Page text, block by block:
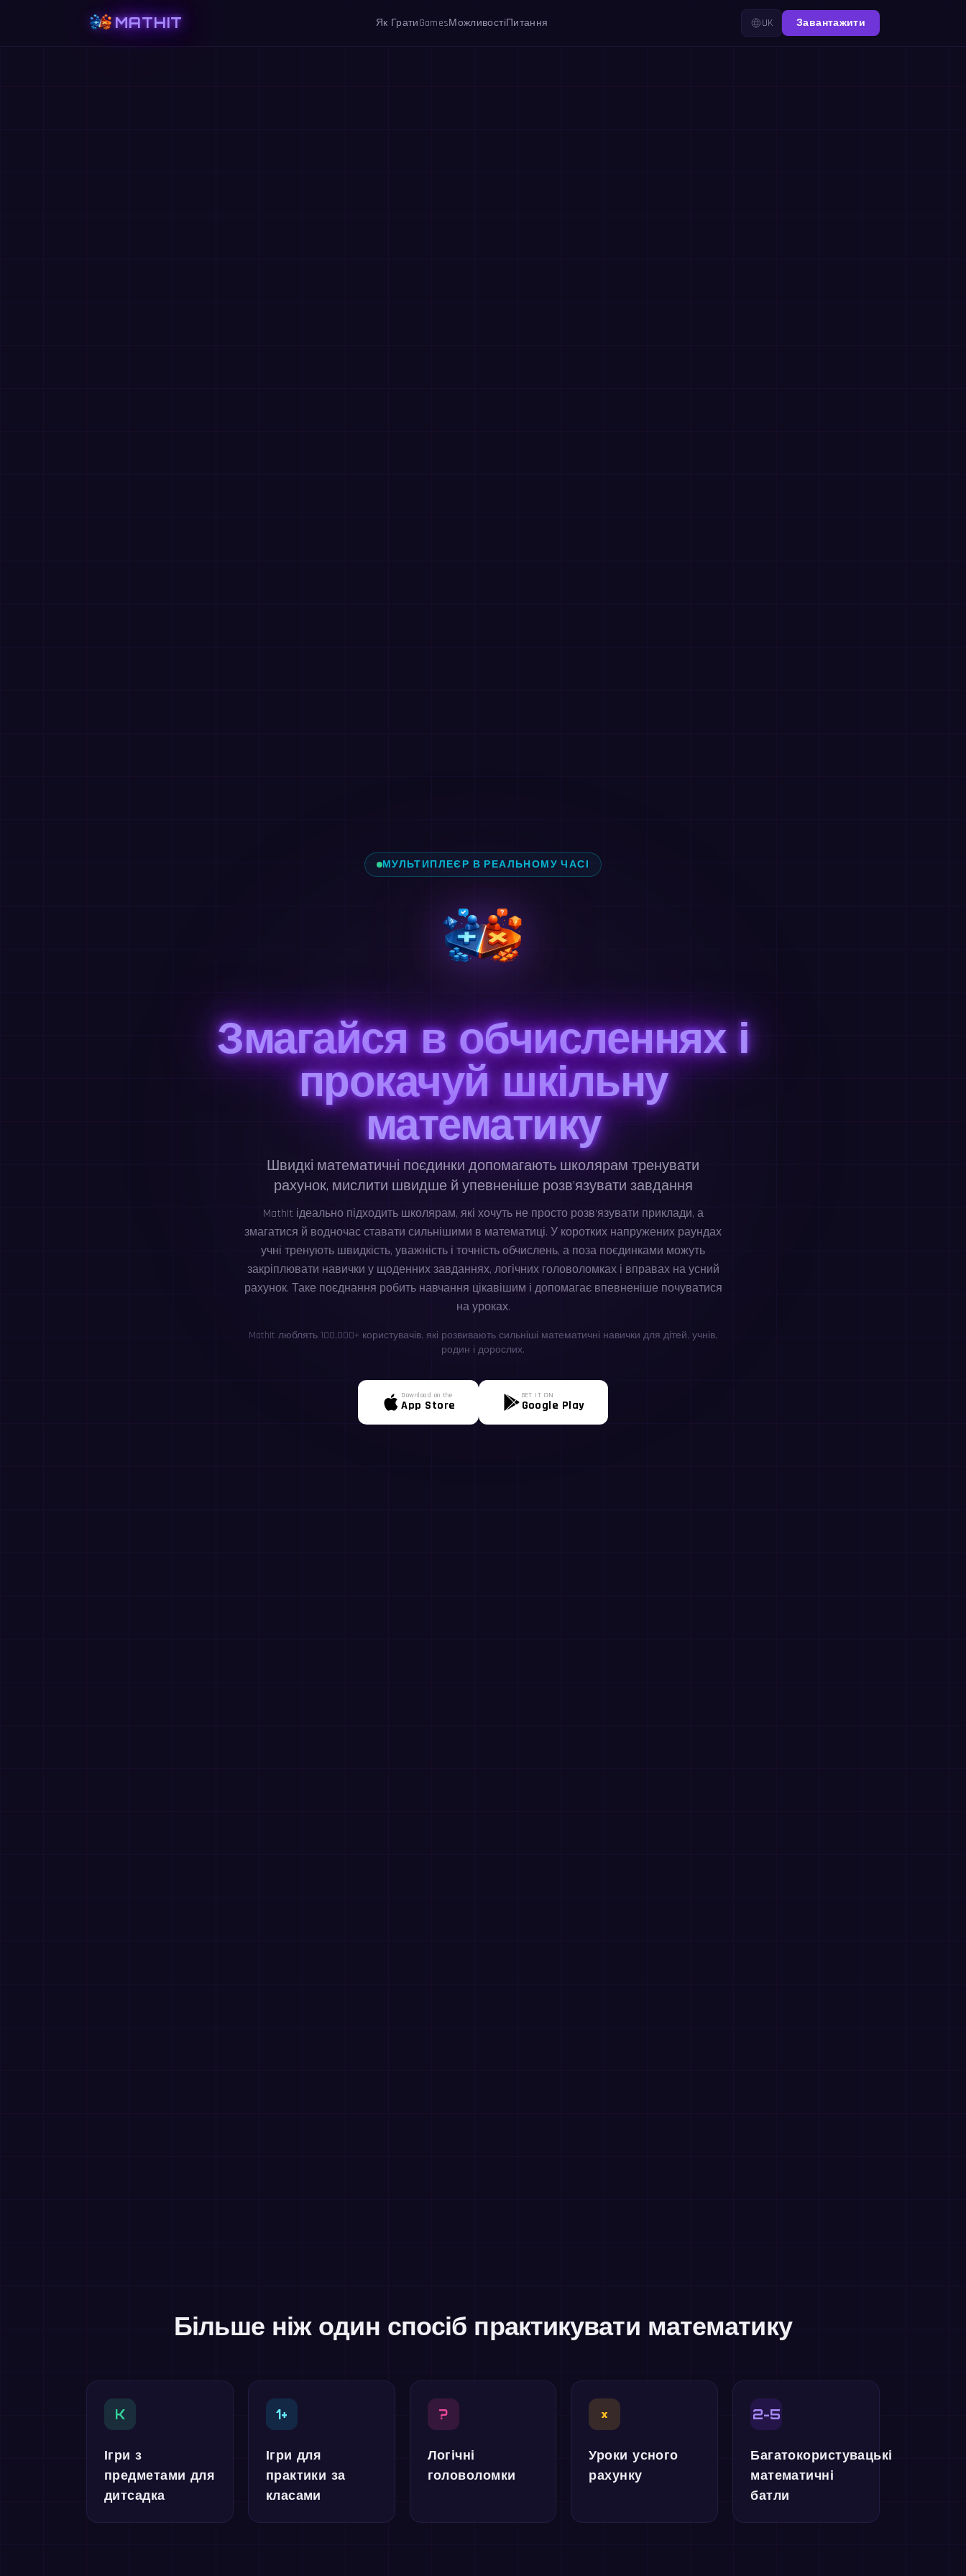
MATHIT Як ГратиGamesМожливостіПитання UK Завантажити
МУЛЬТИПЛЕЄР В РЕАЛЬНОМУ ЧАСІ
Змагайся в обчисленнях і
прокачуй шкільну
математику
Швидкі математичні поєдинки допомагають школярам тренувати
рахунок, мислити швидше й упевненіше розв’язувати завдання
MathIt ідеально підходить школярам, які хочуть не просто розв’язувати приклади, а
змагатися й водночас ставати сильнішими в математиці. У коротких напружених раундах
учні тренують швидкість, уважність і точність обчислень, а поза поєдинками можуть
закріплювати навички у щоденних завданнях, логічних головоломках і вправах на усний
рахунок. Таке поєднання робить навчання цікавішим і допомагає впевненіше почуватися
на уроках.
MathIt люблять 100,000+ користувачів, які розвивають сильніші математичні навички для дітей, учнів,
родин і дорослих.
Download on the
App Store
GET IT ON
Google Play
Більше ніж один спосіб практикувати математику
K
Ігри з
предметами для
дитсадка
1+
Ігри для
практики за
класами
?
Логічні
головоломки
×
Уроки усного
рахунку
2-5
Багатокористувацькі
математичні
батли